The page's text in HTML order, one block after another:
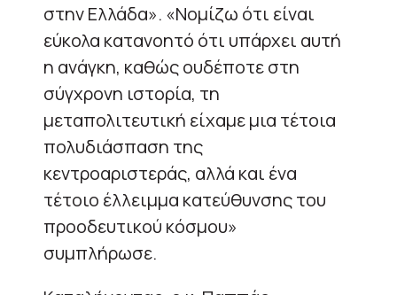
στην Ελλάδα». «Νομίζω ότι είναι
εύκολα κατανοητό ότι υπάρχει αυτή
η ανάγκη, καθώς ουδέποτε στη
σύγχρονη ιστορία, τη
μεταπολιτευτική είχαμε μια τέτοια
πολυδιάσπαση της
κεντροαριστεράς, αλλά και ένα
τέτοιο έλλειμμα κατεύθυνσης του
προοδευτικού κόσμου»
συμπλήρωσε.